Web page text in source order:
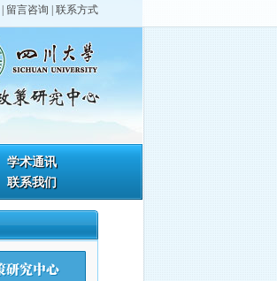
留言咨询 联系方式
学术通讯
联系我们